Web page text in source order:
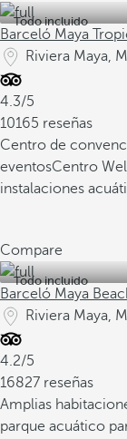
Todo incluido
Barceló Maya
Riviera Maya,
4.3/5
10165 reseñas
Centro de
eventosCentro
instalaciones
Compare
Todo incluido
Barceló Maya
Riviera Maya,
4.2/5
16827 reseñas
Amplias
parque acuático